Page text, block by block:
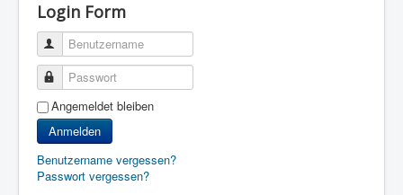
Login Form
Benutzername
Passwort
Angemeldet bleiben
Anmelden
Benutzername vergessen?
Passwort vergessen?